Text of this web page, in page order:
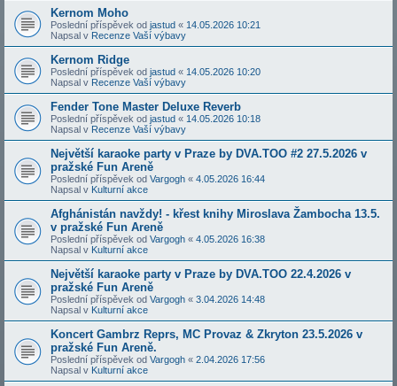
Kernom Moho
Poslední příspěvek od jastud « 14.05.2026 10:21
Napsal v Recenze Vaší výbavy
Kernom Ridge
Poslední příspěvek od jastud « 14.05.2026 10:20
Napsal v Recenze Vaší výbavy
Fender Tone Master Deluxe Reverb
Poslední příspěvek od jastud « 14.05.2026 10:18
Napsal v Recenze Vaší výbavy
Největší karaoke party v Praze by DVA.TOO #2 27.5.2026 v
pražské Fun Areně
Poslední příspěvek od Vargogh « 4.05.2026 16:44
Napsal v Kulturní akce
Afghánistán navždy! - křest knihy Miroslava Žambocha 13.5.
v pražské Fun Areně
Poslední příspěvek od Vargogh « 4.05.2026 16:38
Napsal v Kulturní akce
Největší karaoke party v Praze by DVA.TOO 22.4.2026 v
pražské Fun Areně
Poslední příspěvek od Vargogh « 3.04.2026 14:48
Napsal v Kulturní akce
Koncert Gambrz Reprs, MC Provaz & Zkryton 23.5.2026 v
pražské Fun Areně.
Poslední příspěvek od Vargogh « 2.04.2026 17:56
Napsal v Kulturní akce